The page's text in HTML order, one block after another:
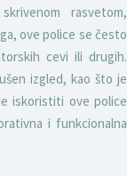
rasvetom,
ove police se često
cevi ili drugih.
izgled, kao što je
iskoristiti ove police
i funkcionalna